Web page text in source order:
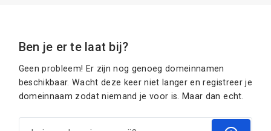
Ben je er te laat bij?
Geen probleem! Er zijn nog genoeg domeinnamen
beschikbaar. Wacht deze keer niet langer en registreer je
domeinnaam zodat niemand je voor is. Maar dan echt.